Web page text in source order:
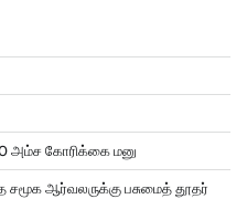
அம்ச கோரிக்கை மனு
ஆர்வலருக்கு பசுமைத் தூதர்